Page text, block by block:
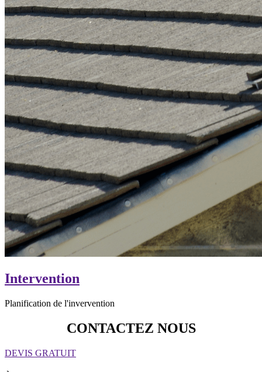
Intervention
Planification de l'invervention
CONTACTEZ NOUS
DEVIS GRATUIT